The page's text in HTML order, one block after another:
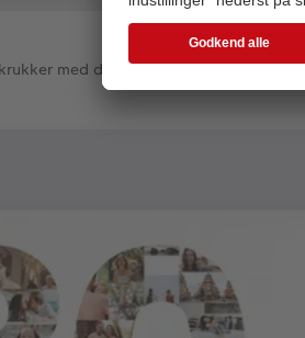
med dine egne billeder og design